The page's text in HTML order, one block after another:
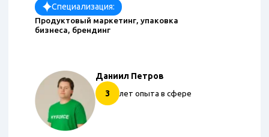
Специализация:
Продуктовый маркетинг, упаковка
бизнеса, брендинг
Даниил Петров
3
лет опыта в сфере